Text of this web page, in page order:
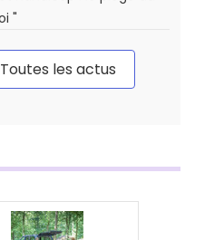
"
Toutes les actus